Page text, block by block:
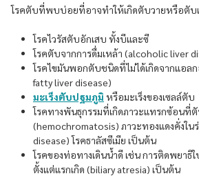
โรคตับที่พบบ่อยที่อาจทำให้เกิดตับวายหรือตับ
โรคไวรัสตับอักเสบ ทั้งบีและซี
โรคตับจากการดื่มเหล้า (alcoholic liver
โรคไขมันพอกตับชนิดที่ไม่ได้เกิดจากแอล
fatty liver disease)
มะเร็งตับปฐมภูมิ หรือมะเร็งของเซลล์ตับ
โรคทางพันธุกรรมที่เกิดภาวะแทรกซ้อนที่ตั
(hemochromatosis) ภาวะทองแดงคั่งในร่
disease) โรคธาลัสซีเมีย เป็นต้น
โรคของท่อทางเดินน้ำดี เช่น การติดพยาธิ
ตั้งแต่แรกเกิด (biliary atresia) เป็นต้น